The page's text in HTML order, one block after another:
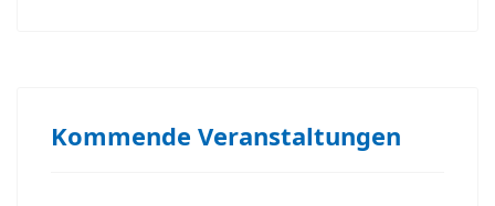
Kommende Veranstaltungen